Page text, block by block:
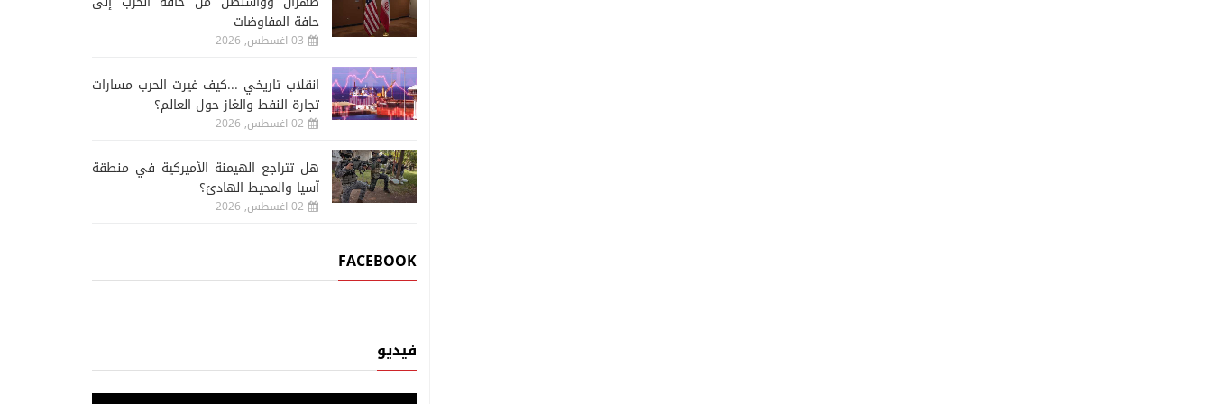
حافة المفاوضات
03 اغسطس, 2026
انقلاب تاريخي ...كيف غيرت الحرب مسارات
تجارة النفط والغاز حول العالم؟
02 اغسطس, 2026
هل تتراجع الهيمنة الأميركية في منطقة
آسيا والمحيط الهادئ؟
02 اغسطس, 2026
FACEBOOK
فيديو